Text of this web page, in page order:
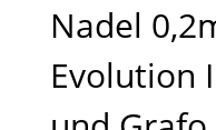
Nadel
Evolution